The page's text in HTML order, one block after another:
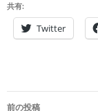
共有:
Twitter
投
前の投稿